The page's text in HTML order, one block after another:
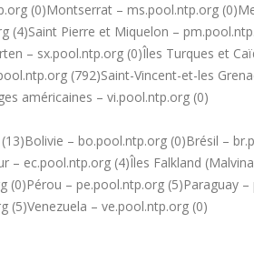
(0)Montserrat – ms.pool.ntp.org
(4)Saint Pierre et Miquelon –
– sx.pool.ntp.org (0)Îles Turques et
(792)Saint-Vincent-et-les
américaines – vi.pool.ntp.org (0)
– bo.pool.ntp.org (0)Brésil –
– ec.pool.ntp.org (4)Îles Falkland
(0)Pérou – pe.pool.ntp.org (5)Paraguay
(5)Venezuela – ve.pool.ntp.org (0)